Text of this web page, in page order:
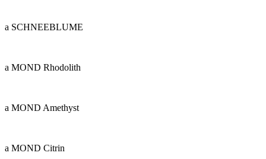
a SCHNEEBLUME
a MOND Rhodolith
a MOND Amethyst
a MOND Citrin